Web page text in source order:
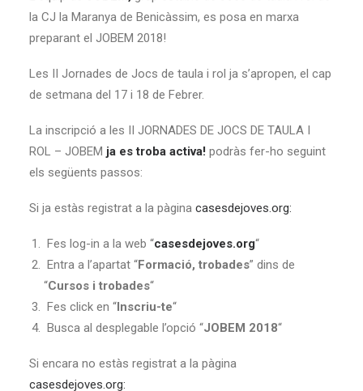
la CJ la Maranya de Benicàssim, es posa en marxa
preparant el JOBEM 2018!
Les II Jornades de Jocs de taula i rol ja s’apropen, el cap
de setmana del 17 i 18 de Febrer.
La inscripció a les II JORNADES DE JOCS DE TAULA I
ROL – JOBEM ja es troba activa! podràs fer-ho seguint
els següents passos:
Si ja estàs registrat a la pàgina casesdejoves.org:
Fes log-in a la web “casesdejoves.org“
Entra a l’apartat “Formació, trobades” dins de
“Cursos i trobades“
Fes click en “Inscriu-te“
Busca al desplegable l’opció “JOBEM 2018“
Si encara no estàs registrat a la pàgina
casesdejoves.org: